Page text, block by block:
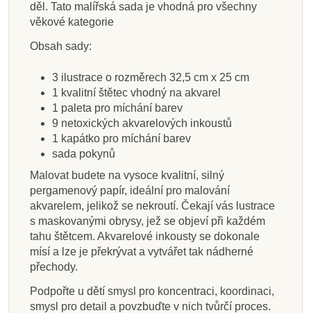
Přidat do košíku Přidat do košíku
Přidat do košíku Přidat do košíku
Přidat do košíku Přidat do košíku
Přidat do košíku Přidat do košíku
děl. Tato malířská sada je vhodná pro všechny
věkové kategorie
Obsah sady:
3 ilustrace o rozměrech 32,5 cm x 25 cm
1 kvalitní štětec vhodný na akvarel
1 paleta pro míchání barev
9 netoxických akvarelových inkoustů
1 kapátko pro míchání barev
sada pokynů
Malovat budete na vysoce kvalitní, silný
pergamenový papír, ideální pro malování
akvarelem, jelikož se nekroutí. Čekají vás lustrace
s maskovanými obrysy, jež se objeví při každém
tahu štětcem. Akvarelové inkousty se dokonale
mísí a lze je překrývat a vytvářet tak nádherné
přechody.
Podpořte u dětí smysl pro koncentraci, koordinaci,
smysl pro detail a povzbuďte v nich tvůrčí proces.